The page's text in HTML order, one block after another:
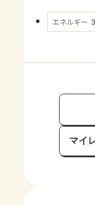
エネルギー
マイ
保存